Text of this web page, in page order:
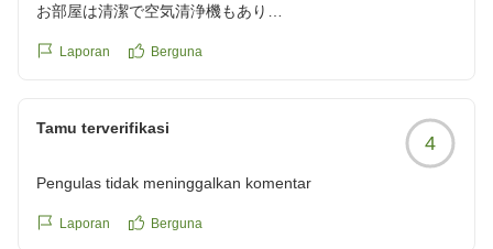
お部屋は清潔で空気清浄機もあり
お風呂が楽しく、初めての体験
日本酒ワインが終了してしまっていたのが唯一残念でしたが
これは仕方ない
Laporan Berguna
Tamu terverifikasi
4
Pengulas tidak meninggalkan komentar
Laporan Berguna